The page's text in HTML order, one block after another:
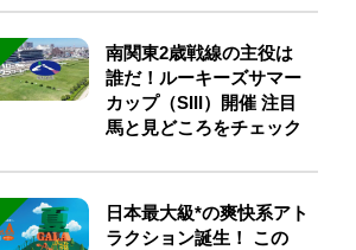
南関東2歳戦線の主役は
誰だ！ルーキーズサマー
カップ（SIII）開催 注目
馬と見どころをチェック
日本最大級*の爽快系アト
ラクション誕生！ この